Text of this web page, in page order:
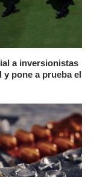
a inversionistas
pone a prueba el